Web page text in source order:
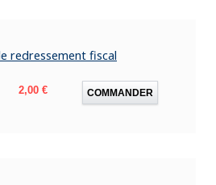
redressement fiscal
Prix
2,00 € COMMANDER